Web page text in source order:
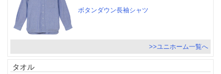
ボタンダウン長袖シャツ
>>ユニホーム一覧へ
タオル